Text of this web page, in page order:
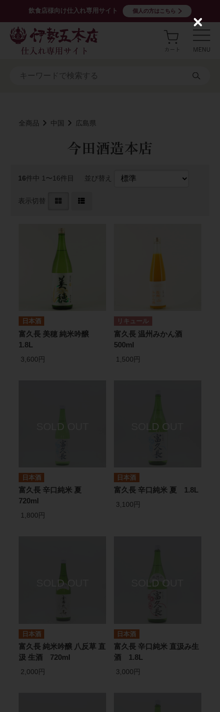
飲食店様向け仕入れ専用サイト 個人の方はこちら
全商品 中国 広島県
今田酒造本店
16件中 1〜16件目 並び替え
表示切替
日本酒
富久長 美穂 純米吟醸
1.8L
3,600円
リキュール
富久長 温州みかん酒
500ml
1,500円
日本酒
富久長 辛口純米 夏
720ml
1,800円
日本酒
富久長 辛口純米 夏 1.8L
3,100円
日本酒
富久長 純米吟醸 八反草 直
汲 生酒 720ml
2,000円
日本酒
富久長 辛口純米 直汲み生
酒 1.8L
3,000円
C
l
s